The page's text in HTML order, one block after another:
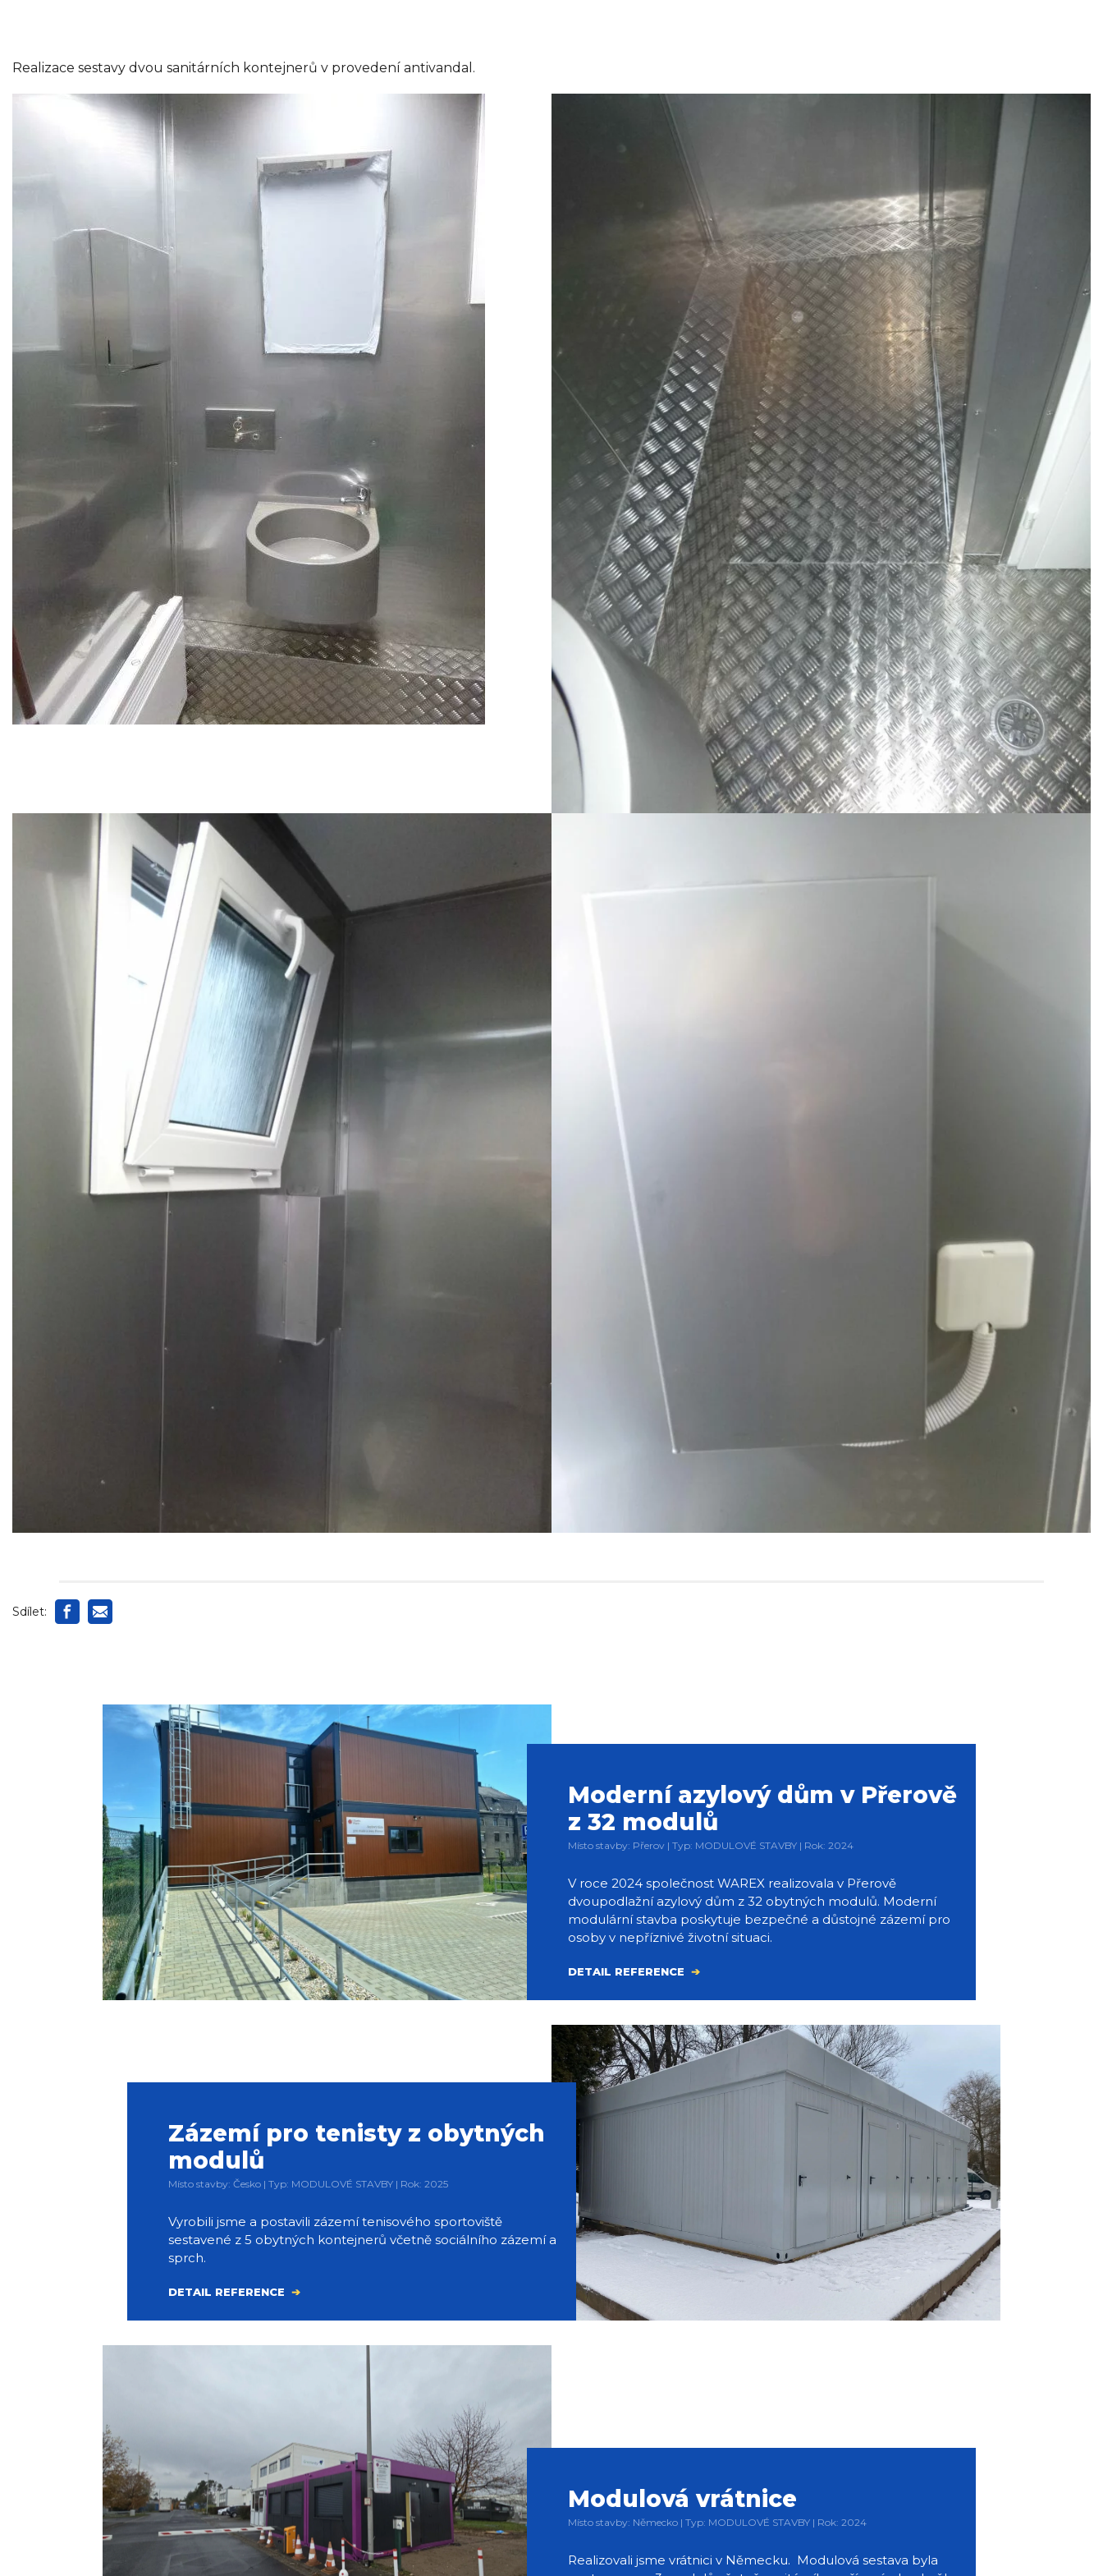
Realizace sestavy dvou sanitárních kontejnerů v provedení antivandal.
Sdílet:
Moderní azylový dům v Přerově
z 32 modulů
Místo stavby: Přerov | Typ: MODULOVÉ STAVBY | Rok: 2024
V roce 2024 společnost WAREX realizovala v Přerově
dvoupodlažní azylový dům z 32 obytných modulů. Moderní
modulární stavba poskytuje bezpečné a důstojné zázemí pro
osoby v nepříznivé životní situaci.
DETAIL REFERENCE
Zázemí pro tenisty z obytných
modulů
Místo stavby: Česko | Typ: MODULOVÉ STAVBY | Rok: 2025
Vyrobili jsme a postavili zázemí tenisového sportoviště
sestavené z 5 obytných kontejnerů včetně sociálního zázemí a
sprch.
DETAIL REFERENCE
Modulová vrátnice
Místo stavby: Německo | Typ: MODULOVÉ STAVBY | Rok: 2024
Realizovali jsme vrátnici v Německu. Modulová sestava byla